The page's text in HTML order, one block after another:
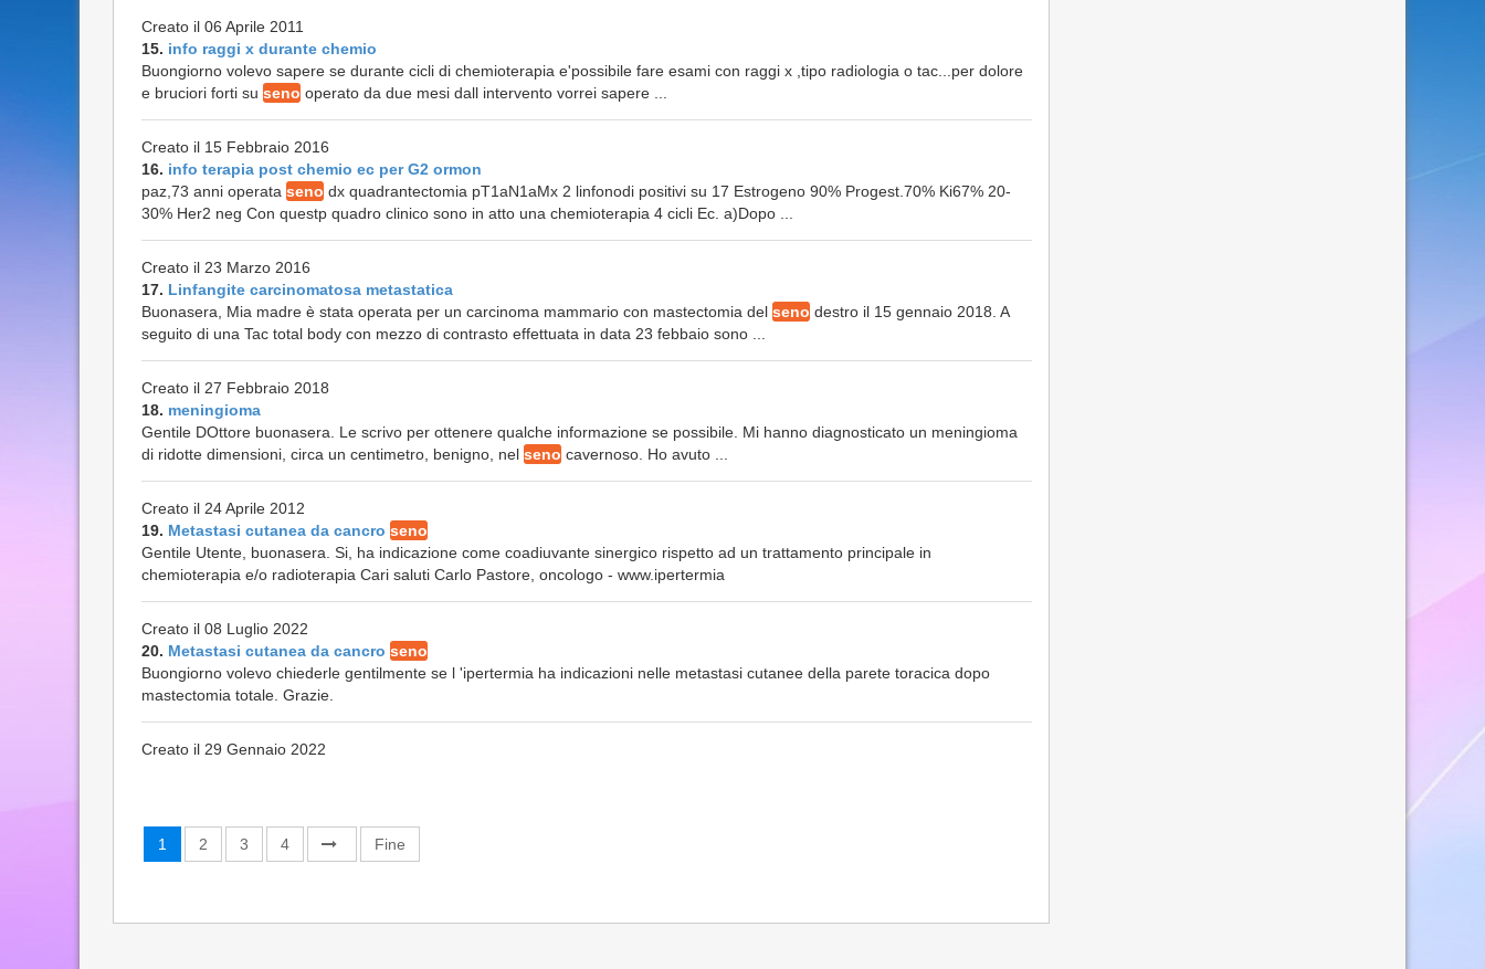
Creato il 06 Aprile 2011
15. info raggi x durante chemio
Buongiorno volevo sapere se durante cicli di chemioterapia e'possibile fare esami con raggi x ,tipo radiologia o tac...per dolore
e bruciori forti su seno operato da due mesi dall intervento vorrei sapere ...
Creato il 15 Febbraio 2016
16. info terapia post chemio ec per G2 ormon
paz,73 anni operata seno dx quadrantectomia pT1aN1aMx 2 linfonodi positivi su 17 Estrogeno 90% Progest.70% Ki67% 20-
30% Her2 neg Con questp quadro clinico sono in atto una chemioterapia 4 cicli Ec. a)Dopo ...
Creato il 23 Marzo 2016
17. Linfangite carcinomatosa metastatica
Buonasera, Mia madre è stata operata per un carcinoma mammario con mastectomia del seno destro il 15 gennaio 2018. A
seguito di una Tac total body con mezzo di contrasto effettuata in data 23 febbaio sono ...
Creato il 27 Febbraio 2018
18. meningioma
Gentile DOttore buonasera. Le scrivo per ottenere qualche informazione se possibile. Mi hanno diagnosticato un meningioma
di ridotte dimensioni, circa un centimetro, benigno, nel seno cavernoso. Ho avuto ...
Creato il 24 Aprile 2012
19. Metastasi cutanea da cancro seno
Gentile Utente, buonasera. Si, ha indicazione come coadiuvante sinergico rispetto ad un trattamento principale in
chemioterapia e/o radioterapia Cari saluti Carlo Pastore, oncologo - www.ipertermia
Creato il 08 Luglio 2022
20. Metastasi cutanea da cancro seno
Buongiorno volevo chiederle gentilmente se l 'ipertermia ha indicazioni nelle metastasi cutanee della parete toracica dopo
mastectomia totale. Grazie.
Creato il 29 Gennaio 2022
1 2 3 4 Fine